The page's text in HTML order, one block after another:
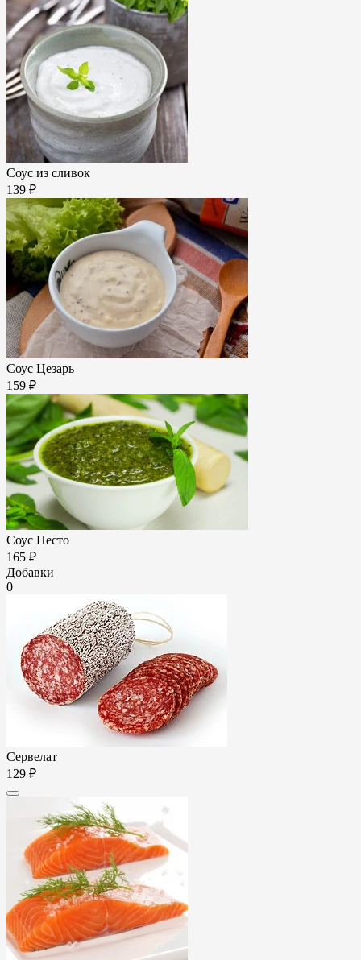
Соус из сливок
139 ₽
Соус Цезарь
159 ₽
Соус Песто
165 ₽
Добавки
0
Сервелат
129 ₽